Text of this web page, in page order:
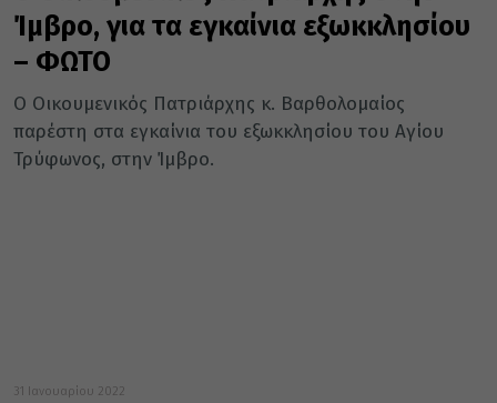
Ίμβρο, για τα εγκαίνια εξωκκλησίου
– ΦΩΤΟ
Ο Οικουμενικός Πατριάρχης κ. Βαρθολομαίος
παρέστη στα εγκαίνια του εξωκκλησίου του Αγίου
Τρύφωνος, στην Ίμβρο.
31 Ιανουαρίου 2022